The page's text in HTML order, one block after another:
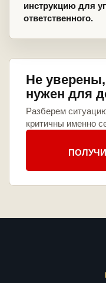
инструкцию для
ответственного.
Не
нужен для
Разберем
критичны именно